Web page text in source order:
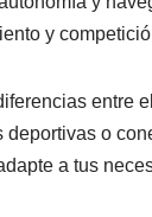
y
entre el
deportivas o
a tus